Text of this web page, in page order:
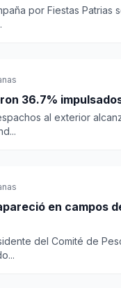
por Fiestas
36.7%
al exterior
en campos
del Comité de